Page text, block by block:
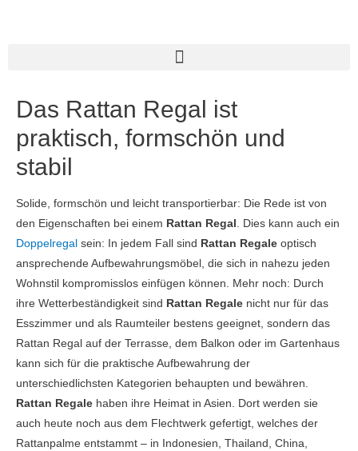
Das Rattan Regal ist
praktisch, formschön und
stabil
Solide, formschön und leicht transportierbar: Die Rede ist von
den Eigenschaften bei einem Rattan Regal . Dies kann auch ein
Doppelregal sein: In jedem Fall sind Rattan Regale optisch
ansprechende Aufbewahrungsmöbel, die sich in nahezu jeden
Wohnstil kompromisslos einfügen können. Mehr noch: Durch
ihre Wetterbeständigkeit sind Rattan Regale nicht nur für das
Esszimmer und als Raumteiler bestens geeignet, sondern das
Rattan Regal auf der Terrasse, dem Balkon oder im Gartenhaus
kann sich für die praktische Aufbewahrung der
unterschiedlichsten Kategorien behaupten und bewähren.
Rattan Regale haben ihre Heimat in Asien. Dort werden sie
auch heute noch aus dem Flechtwerk gefertigt, welches der
Rattanpalme entstammt – in Indonesien, Thailand, China,